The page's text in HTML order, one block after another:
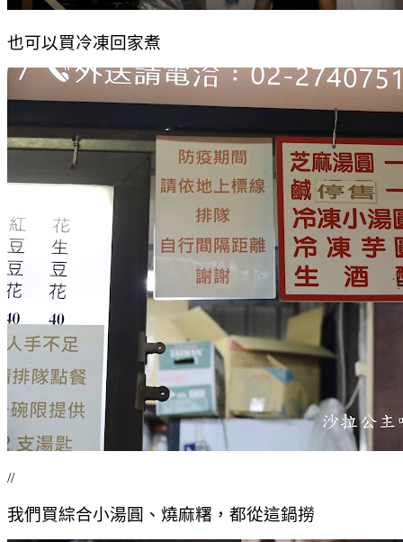
也可以買冷凍回家煮
//
我們買綜合小湯圓、燒麻糬，都從這鍋撈